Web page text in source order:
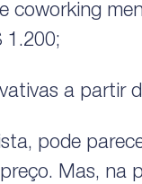
coworking
1.200;
a partir
pode
Mas, na